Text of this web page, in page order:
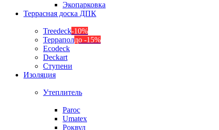
Экопарковка
Террасная доска ДПК
Treedeck-10%
Терраполдо -15%
Ecodeck
Deckart
Ступени
Изоляция
Утеплитель
Paroc
Umatex
Роквул